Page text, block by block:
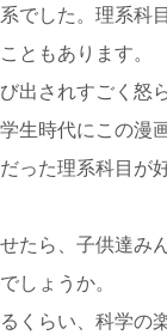
でした。理系科
ともあります。
出されすごく怒
生時代にこの漫
った理系科目が
たら、子供達み
しょうか。
くらい、科学の